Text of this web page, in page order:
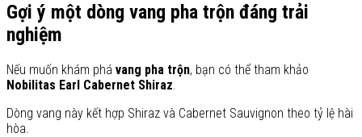
Gợi ý một dòng vang pha trộn đáng trải
nghiệm
Nếu muốn khám phá vang pha trộn, bạn có thể tham khảo
Nobilitas Earl Cabernet Shiraz.
Dòng vang này kết hợp Shiraz và Cabernet Sauvignon theo tỷ lệ hài
hòa.